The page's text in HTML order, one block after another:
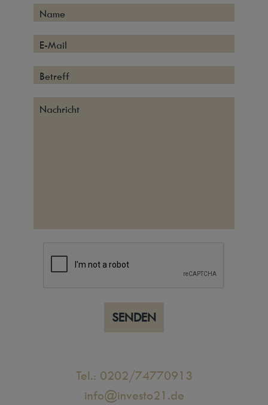
SENDEN
Tel.: 0202/74770913
info@investo21.de